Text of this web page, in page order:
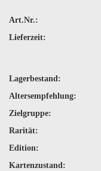
Art.Nr.:
Lieferzeit:
Lagerbestand:
Altersempfehlung:
Zielgruppe:
Rarität:
Edition:
Kartenzustand: